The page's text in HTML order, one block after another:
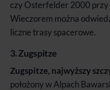
czy Osterfelder 2000
Wieczorem można
liczne trasy spacerowe.
3. Zugspitze
Zugspitze, najwyższy
położony w Alpach